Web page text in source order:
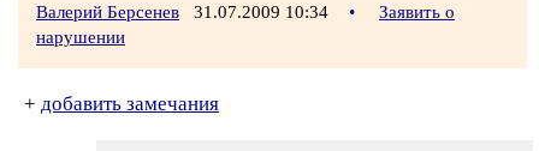
Валерий Берсенев 31.07.2009 10:34 •
Заявить о
нарушении
+ добавить замечания